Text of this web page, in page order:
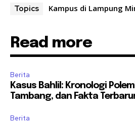
Topics Kampus di Lampung
Read more
Berita
Kasus Bahlil: Kronologi
Tambang, dan Fakta
Berita